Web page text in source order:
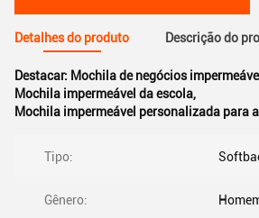
Detalhes do produto Descrição do
Destacar: Mochila de negócios impermeável
Mochila impermeável da escola,
Mochila impermeável personalizada para
Tipo:
Gênero: